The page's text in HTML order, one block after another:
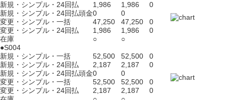
新規・シンプル・24回払
1,986 1,986
0
新規・シンプル・24回払頭金0
0
変更・シンプル・一括
47,250 47,250
0
変更・シンプル・24回払
1,986 1,986
0
在庫
○
○
●S004
新規・シンプル・一括
52,500 52,500
0
新規・シンプル・24回払
2,187 2,187
0
新規・シンプル・24回払頭金0
0
変更・シンプル・一括
52,500 52,500
0
変更・シンプル・24回払
2,187 2,187
0